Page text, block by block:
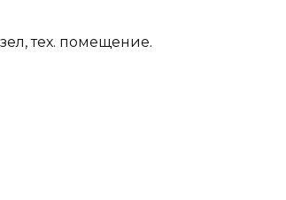
тех. помещение.